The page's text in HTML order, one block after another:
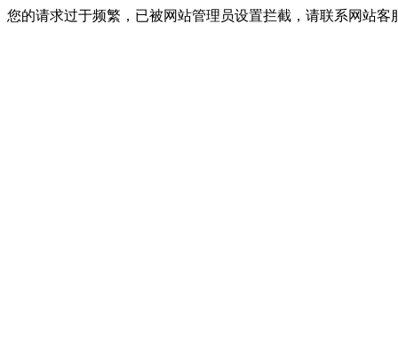
您的请求过于频繁，已被网站管理员设置拦截，请联系网站客